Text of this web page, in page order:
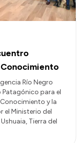
Río Negro
Patagónico para el
y la
el Ministerio del
Tierra del